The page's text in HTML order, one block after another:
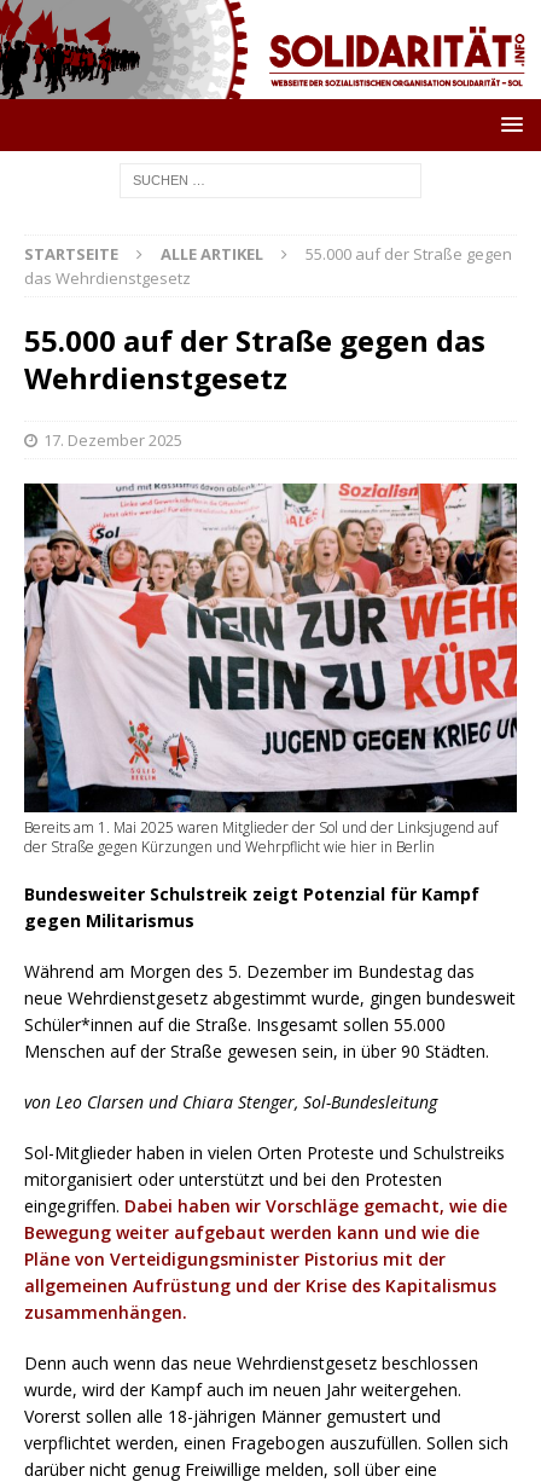
STARTSEITE ALLE ARTIKEL
55.000 auf der Straße gegen
das Wehrdienstgesetz
55.000 auf der Straße gegen das
Wehrdienstgesetz
17. Dezember 2025
Bereits am 1. Mai 2025 waren Mitglieder der Sol und der Linksjugend auf
der Straße gegen Kürzungen und Wehrpflicht wie hier in Berlin
Bundesweiter Schulstreik zeigt Potenzial für Kampf
gegen Militarismus
Während am Morgen des 5. Dezember im Bundestag das
neue Wehrdienstgesetz abgestimmt wurde, gingen bundesweit
Schüler*innen auf die Straße. Insgesamt sollen 55.000
Menschen auf der Straße gewesen sein, in über 90 Städten.
von Leo Clarsen und Chiara Stenger, Sol-Bundesleitung
Sol-Mitglieder haben in vielen Orten Proteste und Schulstreiks
mitorganisiert oder unterstützt und bei den Protesten
eingegriffen. Dabei haben wir Vorschläge gemacht, wie die
Bewegung weiter aufgebaut werden kann und wie die
Pläne von Verteidigungsminister Pistorius mit der
allgemeinen Aufrüstung und der Krise des Kapitalismus
zusammenhängen.
Denn auch wenn das neue Wehrdienstgesetz beschlossen
wurde, wird der Kampf auch im neuen Jahr weitergehen.
Vorerst sollen alle 18-jährigen Männer gemustert und
verpflichtet werden, einen Fragebogen auszufüllen. Sollen sich
darüber nicht genug Freiwillige melden, soll über eine